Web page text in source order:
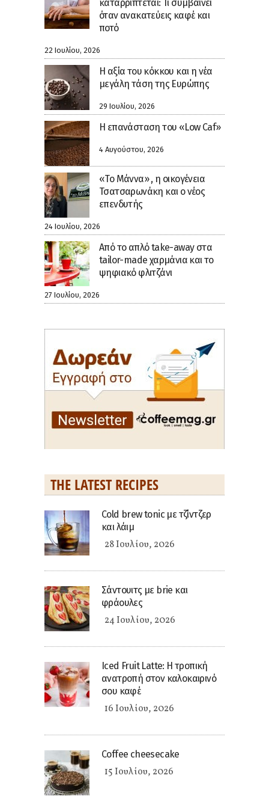
καταρρίπτεται: Τι συμβαίνει
όταν ανακατεύεις καφέ και
ποτό
22 Ιουλίου, 2026
H αξία του κόκκου και η νέα
μεγάλη τάση της Ευρώπης
29 Ιουλίου, 2026
Η επανάσταση του «Low Caf»
4 Αυγούστου, 2026
«Το Μάννα» , η οικογένεια
Τσατσαρωνάκη και ο νέος
επενδυτής
24 Ιουλίου, 2026
Από το απλό take-away στα
tailor-made χαρμάνια και το
ψηφιακό φλιτζάνι
27 Ιουλίου, 2026
THE LATEST RECIPES
Cold brew tonic με τζίντζερ
και λάιμ
28 Ιουλίου, 2026
Σάντουιτς με brie και
φράουλες
24 Ιουλίου, 2026
Iced Fruit Latte: Η τροπική
ανατροπή στον καλοκαιρινό
σου καφέ
16 Ιουλίου, 2026
Coffee cheesecake
15 Ιουλίου, 2026